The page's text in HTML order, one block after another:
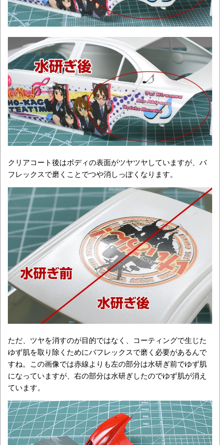
クリアコート後はボディの表面がツヤツヤしていますが、バ
フレックスで磨くことでつや消しっぽくなります。
ただ、ツヤを消すのが目的ではなく、コーティングで生じた
ゆず肌を取り除くためにバフレックスで磨く必要があるんで
すね。この画像では赤線よりも左の部分は水研ぎ前でゆず肌
になっていますが、右の部分は水研ぎしたのでゆず肌が消え
ています。